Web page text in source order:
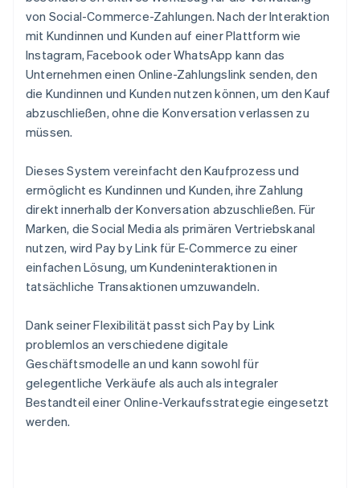
von Social-Commerce-Zahlungen. Nach der Interaktion
mit Kundinnen und Kunden auf einer Plattform wie
Instagram, Facebook oder WhatsApp kann das
Unternehmen einen Online-Zahlungslink senden, den
die Kundinnen und Kunden nutzen können, um den Kauf
abzuschließen, ohne die Konversation verlassen zu
müssen.
Dieses System vereinfacht den Kaufprozess und
ermöglicht es Kundinnen und Kunden, ihre Zahlung
direkt innerhalb der Konversation abzuschließen. Für
Marken, die Social Media als primären Vertriebskanal
nutzen, wird Pay by Link für E-Commerce zu einer
einfachen Lösung, um Kundeninteraktionen in
tatsächliche Transaktionen umzuwandeln.
Dank seiner Flexibilität passt sich Pay by Link
problemlos an verschiedene digitale
Geschäftsmodelle an und kann sowohl für
gelegentliche Verkäufe als auch als integraler
Bestandteil einer Online-Verkaufsstrategie eingesetzt
werden.